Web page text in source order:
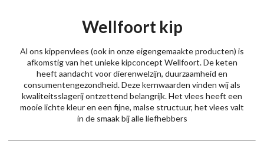
Wellfoort kip
Al ons kippenvlees (ook in onze eigengemaakte producten) is
afkomstig van het unieke kipconcept Wellfoort. De keten
heeft aandacht voor dierenwelzijn, duurzaamheid en
consumentengezondheid. Deze kernwaarden vinden wij als
kwaliteitsslagerij ontzettend belangrijk. Het vlees heeft een
mooie lichte kleur en een fijne, malse structuur, het vlees valt
in de smaak bij alle liefhebbers